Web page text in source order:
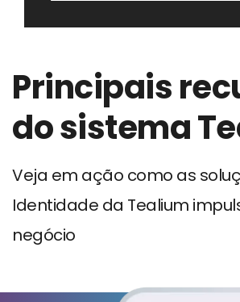
Principais
do sistema
Veja em ação como as
Identidade da Tealium
negócio